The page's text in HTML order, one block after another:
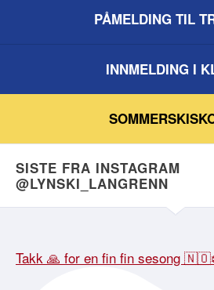
PÅMELDING TIL
INNMELDING I
SISTE FRA INSTAGRAM
@LYNSKI_LANGRENN
Takk 🙏 for en fin fin sesong